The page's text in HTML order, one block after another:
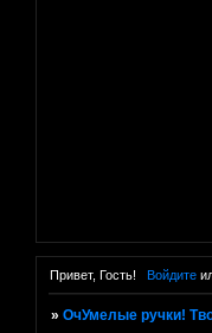
Привет, Гость! Войдите
»ОчУмелые ручки!